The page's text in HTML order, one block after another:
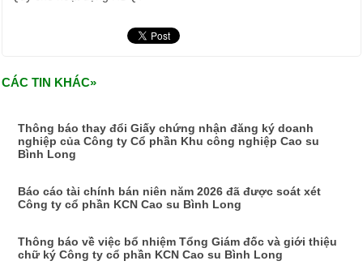
CÁC TIN KHÁC»
Thông báo thay đổi Giấy chứng nhận đăng ký doanh
nghiệp của Công ty Cổ phần Khu công nghiệp Cao su
Bình Long
Báo cáo tài chính bán niên năm 2026 đã được soát xét
Công ty cổ phần KCN Cao su Bình Long
Thông báo về việc bổ nhiệm Tổng Giám đốc và giới thiệu
chữ ký Công ty cổ phần KCN Cao su Bình Long